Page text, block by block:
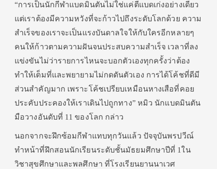
“การเป็นนักกีฬาแบดมินตันไม่ใช่แค่ตีแบดเก่งอย่างเดียว
แต่เราต้องมีความหวังที่จะก้าวไปถึงระดับโลกด้วย ความ
สำเร็จของเราจะเป็นแรงบันดาลใจให้กับใครอีกหลายๆ
คนให้ก้าวตามความฝันจนประสบความสำเร็จ เวลาที่ลง
แข่งขันไม่ว่ารายการไหนจะบอกตัวเองทุกครั้งว่าต้อง
ทำให้เต็มที่และพยายามไม่กดดันตัวเอง การได้โค้ชที่ดีมี
ส่วนสำคัญมาก เพราะโค้ชเปรียบเหมือนหางเสือที่คอย
ประคับประคองให้เราเดินไปถูกทาง” หมิว นักแบดมินตัน
มือวางอันดับที่ 11 ของโลก กล่าว
นอกจากจะฝึกซ้อมกีฬาแทบทุกวันแล้ว ปัจจุบันพรปวีณ์
ทำหน้าที่ฝึกสอนนักเรียนระดับชั้นมัธยมศึกษาปีที่ 1ใน
วิชาสุขศึกษาและพลศึกษา ที่โรงเรียนยานนาเวศ